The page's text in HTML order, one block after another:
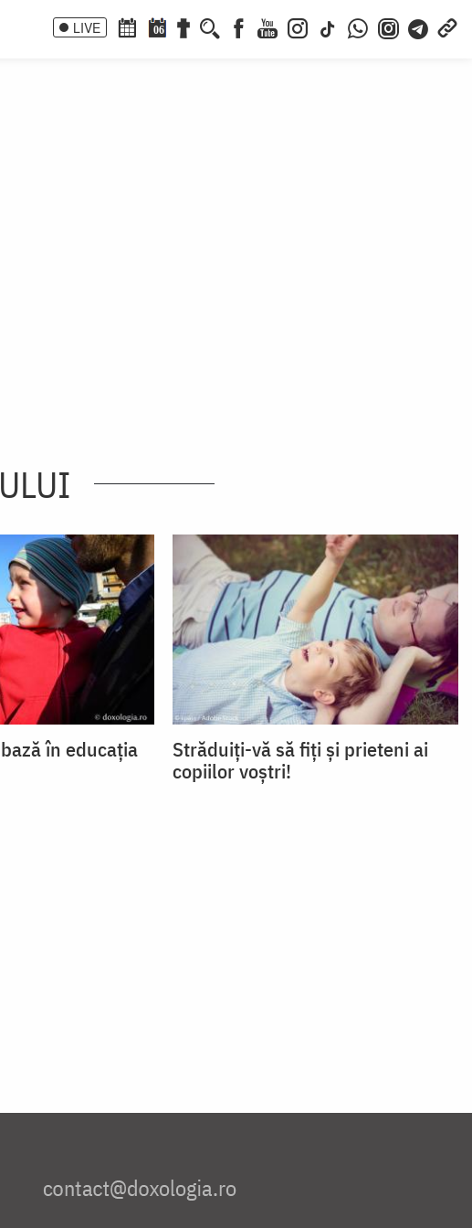
LIVE 06
în educația
Străduiți-vă să fiți și prieteni ai
copiilor voștri!